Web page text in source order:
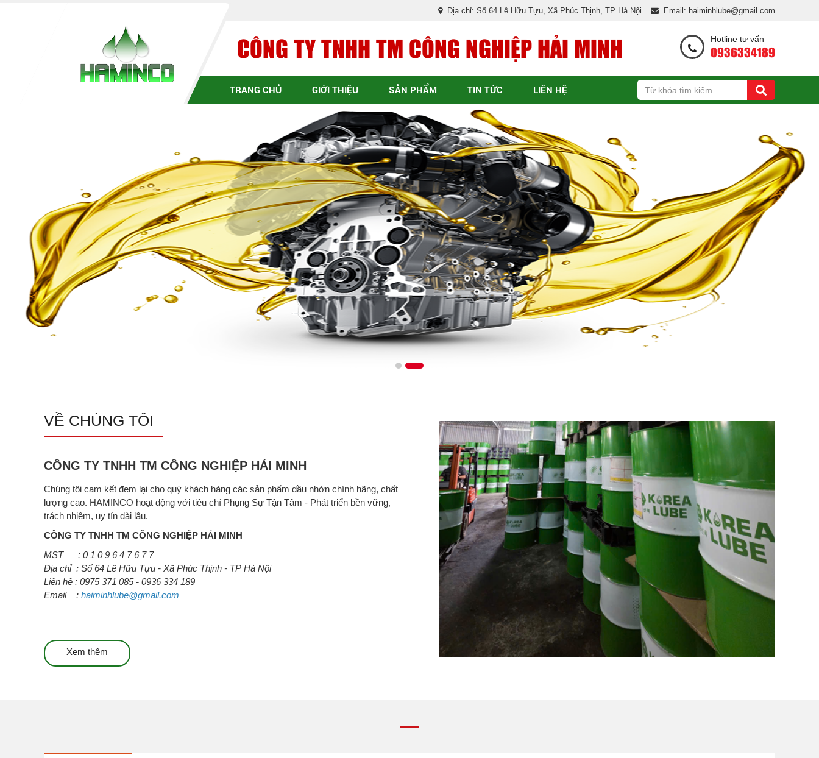
Địa chỉ: Số 64 Lê Hữu Tựu, Xã Phúc Thịnh, TP Hà Nội Email: haiminhlube@gmail.com
CÔNG TY TNHH TM CÔNG NGHIỆP HẢI MINH Hotline tư vấn
0936334189
TRANG CHỦ GIỚI THIỆU SẢN PHẨM TIN TỨC LIÊN HỆ
VỀ CHÚNG TÔI
CÔNG TY TNHH TM CÔNG NGHIỆP HẢI MINH
Chúng tôi cam kết đem lại cho quý khách hàng các sản phẩm dầu nhờn chính hãng, chất
lượng cao. HAMINCO hoạt động với tiêu chí Phụng Sự Tận Tâm - Phát triển bền vững,
trách nhiệm, uy tín dài lâu.
CÔNG TY TNHH TM CÔNG NGHIỆP HẢI MINH
MST : 0 1 0 9 6 4 7 6 7 7
Địa chỉ : Số 64 Lê Hữu Tựu - Xã Phúc Thịnh - TP Hà Nội
Liên hệ : 0975 371 085 - 0936 334 189
Email : haiminhlube@gmail.com
Xem thêm